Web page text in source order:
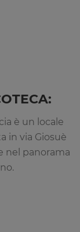
è un locale
in via Giosuè
nel panorama
una
spazia dal